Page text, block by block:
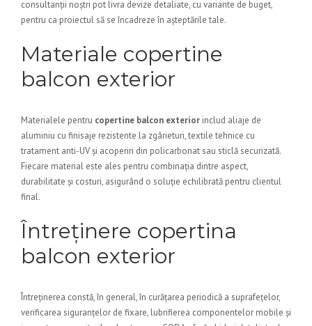
consultanții noștri pot livra devize detaliate, cu variante de buget,
pentru ca proiectul să se încadreze în așteptările tale.
Materiale copertine
balcon exterior
Materialele pentru copertine balcon exterior includ aliaje de
aluminiu cu finisaje rezistente la zgârieturi, textile tehnice cu
tratament anti-UV și acoperiri din policarbonat sau sticlă securizată.
Fiecare material este ales pentru combinația dintre aspect,
durabilitate și costuri, asigurând o soluție echilibrată pentru clientul
final.
Întreținere copertina
balcon exterior
Întreținerea constă, în general, în curățarea periodică a suprafețelor,
verificarea siguranțelor de fixare, lubrifierea componentelor mobile și